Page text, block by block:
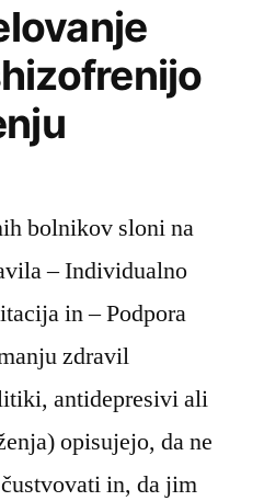
bolnikov sloni na
– Individualno
in – Podpora
zdravil
antidepresivi ali
opisujejo, da ne
in, da jim